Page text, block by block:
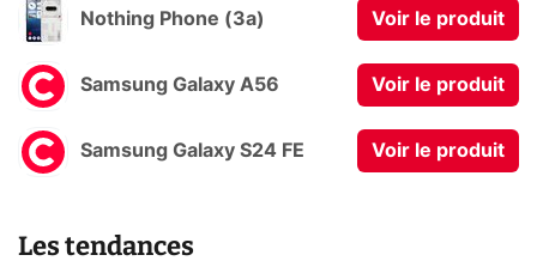
Nothing Phone (3a) Voir le produit
Samsung Galaxy A56 Voir le produit
Samsung Galaxy S24 FE Voir le produit
Les tendances